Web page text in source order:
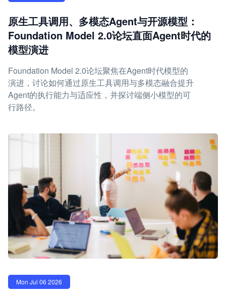
原生工具调用、多模态Agent与开源模型：
Foundation Model 2.0论坛直面Agent时代的
模型演进
Foundation Model 2.0论坛聚焦在Agent时代模型的
演进，讨论如何通过原生工具调用与多模态融合提升
Agent的执行能力与适应性，并探讨端侧小模型的可
行路径。
Mon Jul 06 2026